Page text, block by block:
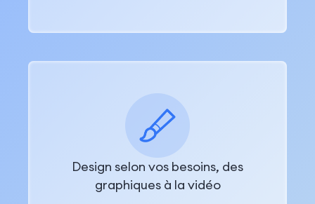
Design selon vos besoins, des
graphiques à la vidéo